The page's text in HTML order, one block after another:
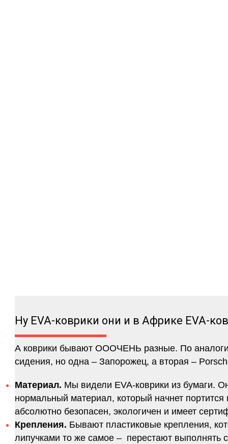
Ну EVA-коврики они и в Африке EVA-
А коврики бывают ОООЧЕНЬ разные. По
сидения, но одна – Запорожец, а вторая –
Материал. Мы видели EVA-коврики из бумаги.
нормальный материал, который начнет
абсолютно безопасен, экологичен и имеет
Крепления. Бывают пластиковые крепления,
липучками то же самое – перестают